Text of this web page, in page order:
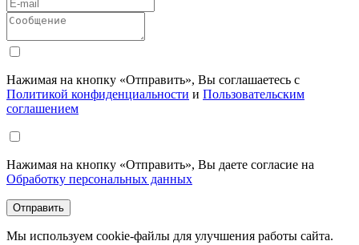
Нажимая на кнопку «Отправить», Вы соглашаетесь с
Политикой конфиденциальности и Пользовательским
соглашением
Нажимая на кнопку «Отправить», Вы даете согласие на
Обработку персональных данных
Отправить
Мы используем cookie-файлы для улучшения работы сайта.